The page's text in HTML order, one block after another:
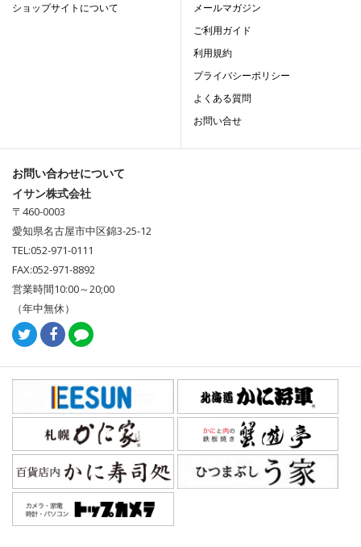
ショップサイトについて
メールマガジン
ご利用ガイド
利用規約
プライバシーポリシー
よくある質問
お問い合せ
お問い合わせについて
イサン株式会社
〒460-0003
愛知県名古屋市中区錦3-25-12
TEL:052-971-0111
FAX:052-971-8892
営業時間10:00～20;00
（年中無休）